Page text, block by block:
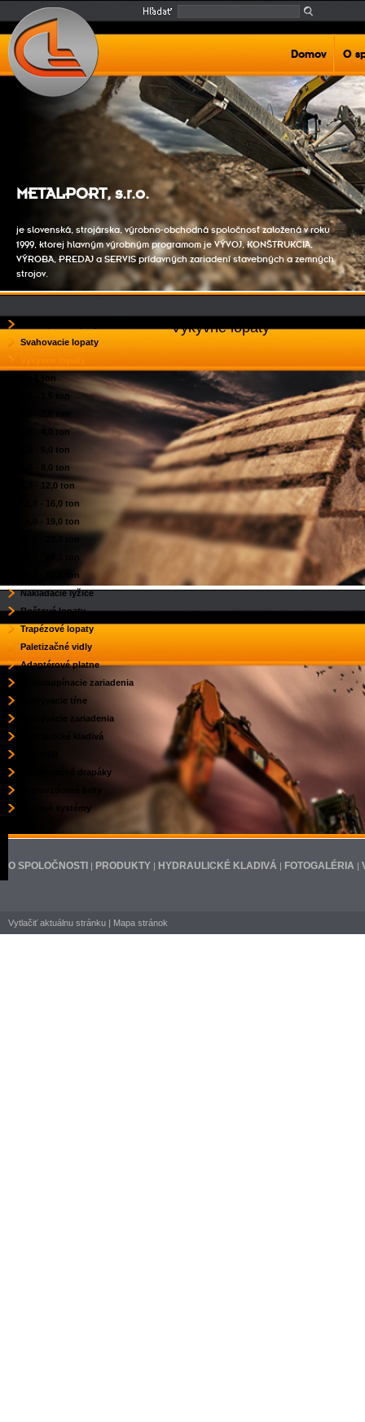
O
Domov
METALPORT, s.r.o.
je slovenská, strojárska, výrobno-obchodná spoločnosť založená v roku
1999, ktorej hlavným výrobným programom je VÝVOJ, KONŠTRUKCIA,
VÝROBA, PREDAJ a SERVIS prídavných zariadení stavebných a zemných
strojov.
Svahovacie lopaty
do 1 ton
1,0 - 1,5 ton
2,8 - 4,0 ton
4,0 - 6,0 ton
6,0 - 8,0 ton
8,0 - 12,0 ton
12,0 - 16,0 ton
15,0 - 19,0 ton
29,0 - 38,0 ton
Nakladacie lyžice
Roštové lopaty
Trapézové lopaty
Paletizačné vidly
Adaptérové platne
Rýchloupínacie zariadenia
Rozrývacie tŕne
Rozrývacie zariadenia
Hydraulické kladivá
Manipulačné drapáky
Zubové systémy
Výkyvné lopaty
O SPOLOČNOSTI | PRODUKTY | HYDRAULICKÉ KLADIVÁ | FOTOGALÉRIA |
Vytlačiť aktuálnu stránku | Mapa stránok